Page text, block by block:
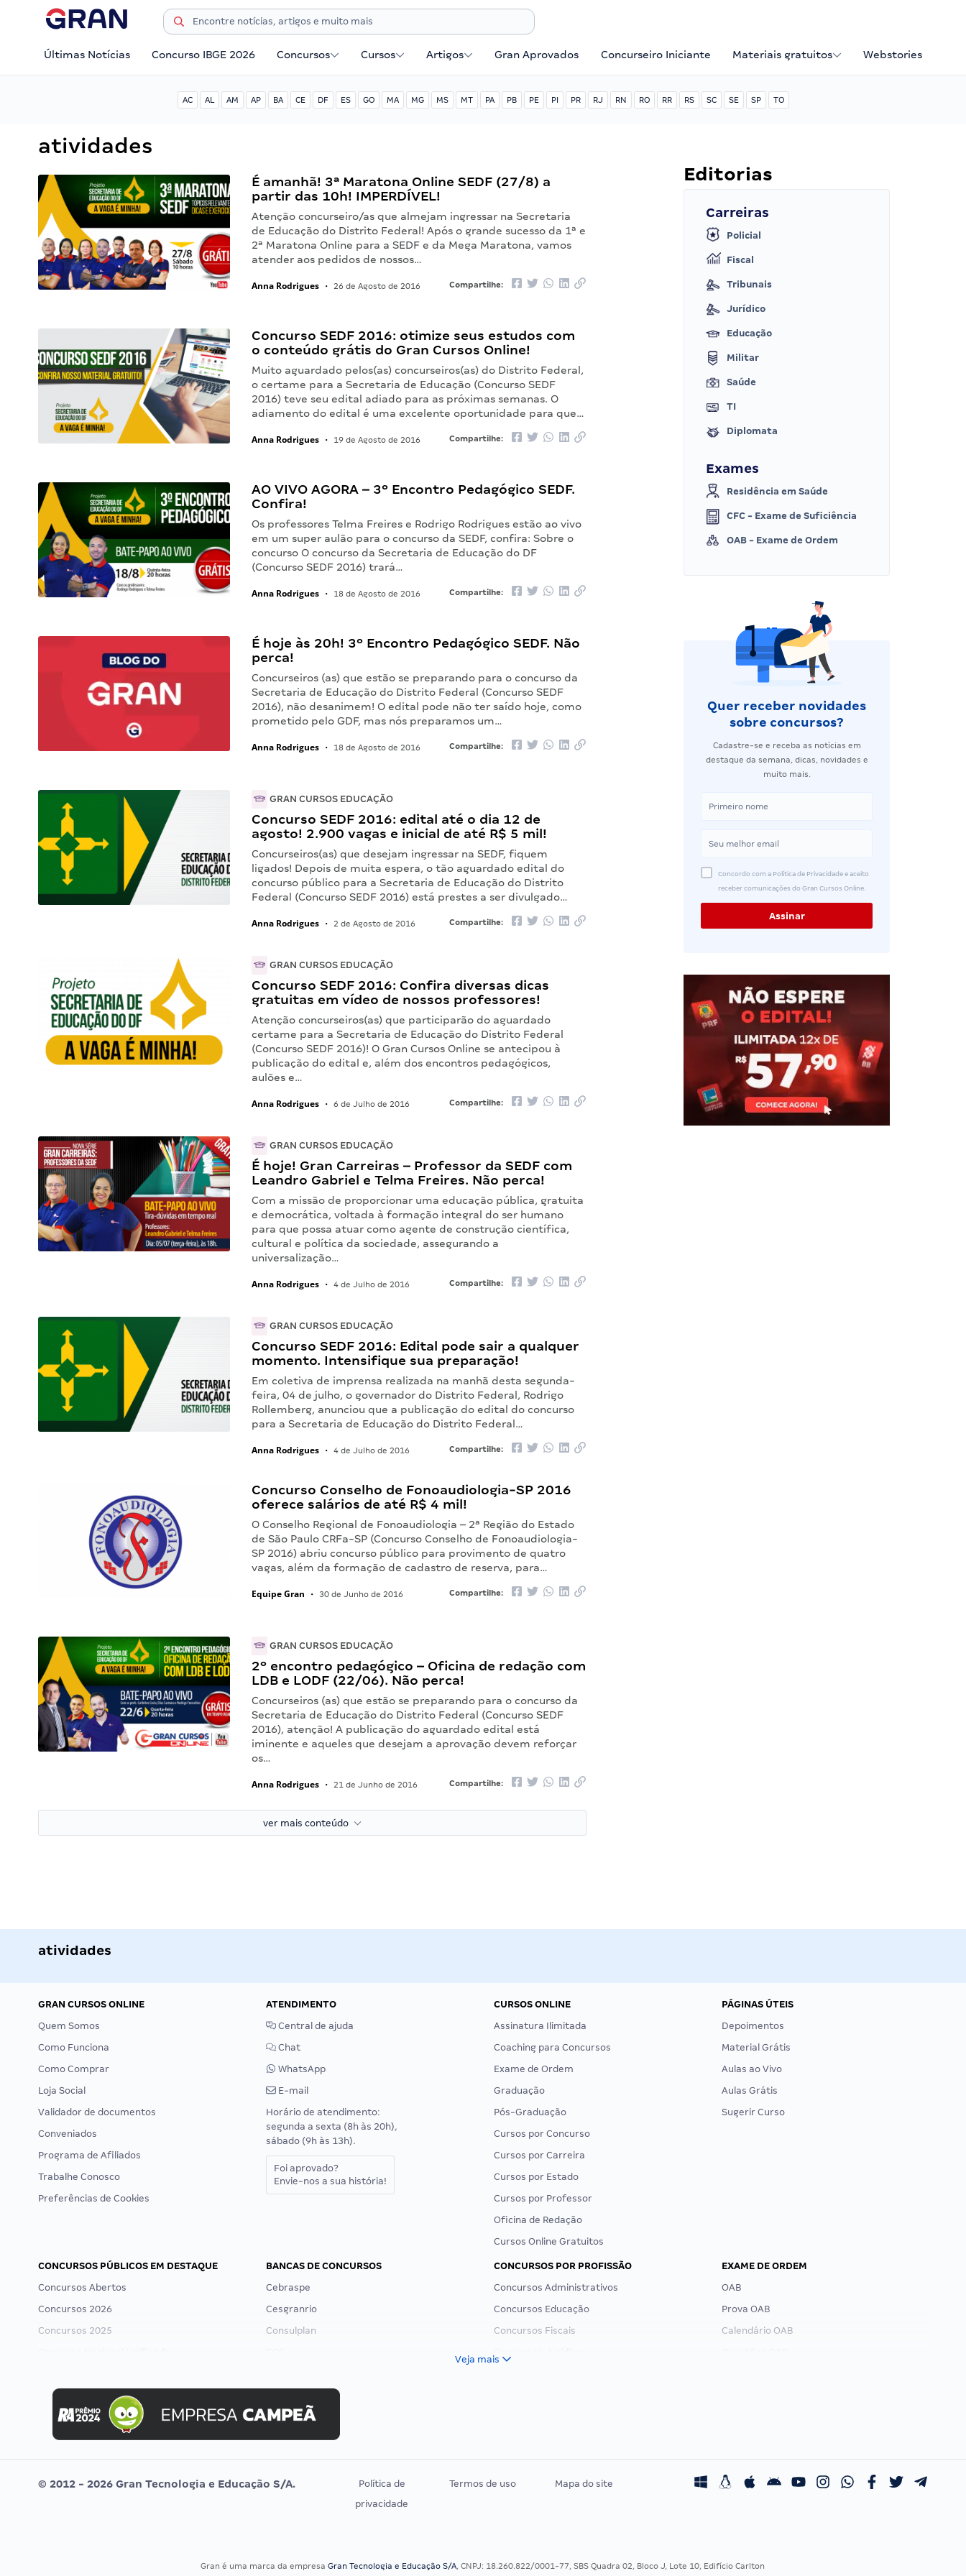
Últimas Notícias Concurso IBGE 2026 Concursos Cursos Artigos Gran Aprovados Concurseiro Iniciante Materiais gratuitos Webstories
AC AL AM AP BA CE DF ES GO MA MG MS MT PA PB PE PI PR RJ RN RO RR RS SC SE SP TO
atividades
É amanhã! 3ª Maratona Online SEDF (27/8) a
partir das 10h! IMPERDÍVEL!
Atenção concurseiro/as que almejam ingressar na Secretaria
de Educação do Distrito Federal! Após o grande sucesso da 1ª e
2ª Maratona Online para a SEDF e da Mega Maratona, vamos
atender aos pedidos de nossos…
Anna Rodrigues • 26 de Agosto de 2016 Compartilhe:
Concurso SEDF 2016: otimize seus estudos com
o conteúdo grátis do Gran Cursos Online!
Muito aguardado pelos(as) concurseiros(as) do Distrito Federal,
o certame para a Secretaria de Educação (Concurso SEDF
2016) teve seu edital adiado para as próximas semanas. O
adiamento do edital é uma excelente oportunidade para que…
Anna Rodrigues • 19 de Agosto de 2016 Compartilhe:
AO VIVO AGORA – 3º Encontro Pedagógico SEDF.
Confira!
Os professores Telma Freires e Rodrigo Rodrigues estão ao vivo
em um super aulão para o concurso da SEDF, confira: Sobre o
concurso O concurso da Secretaria de Educação do DF
(Concurso SEDF 2016) trará…
Anna Rodrigues • 18 de Agosto de 2016 Compartilhe:
É hoje às 20h! 3º Encontro Pedagógico SEDF. Não
perca!
Concurseiros (as) que estão se preparando para o concurso da
Secretaria de Educação do Distrito Federal (Concurso SEDF
2016), não desanimem! O edital pode não ter saído hoje, como
prometido pelo GDF, mas nós preparamos um…
Anna Rodrigues • 18 de Agosto de 2016 Compartilhe:
GRAN CURSOS EDUCAÇÃO
Concurso SEDF 2016: edital até o dia 12 de
agosto! 2.900 vagas e inicial de até R$ 5 mil!
Concurseiros(as) que desejam ingressar na SEDF, fiquem
ligados! Depois de muita espera, o tão aguardado edital do
concurso público para a Secretaria de Educação do Distrito
Federal (Concurso SEDF 2016) está prestes a ser divulgado…
Anna Rodrigues • 2 de Agosto de 2016 Compartilhe:
GRAN CURSOS EDUCAÇÃO
Concurso SEDF 2016: Confira diversas dicas
gratuitas em vídeo de nossos professores!
Atenção concurseiros(as) que participarão do aguardado
certame para a Secretaria de Educação do Distrito Federal
(Concurso SEDF 2016)! O Gran Cursos Online se antecipou à
publicação do edital e, além dos encontros pedagógicos,
aulões e…
Anna Rodrigues • 6 de Julho de 2016 Compartilhe:
GRAN CURSOS EDUCAÇÃO
É hoje! Gran Carreiras – Professor da SEDF com
Leandro Gabriel e Telma Freires. Não perca!
Com a missão de proporcionar uma educação pública, gratuita
e democrática, voltada à formação integral do ser humano
para que possa atuar como agente de construção científica,
cultural e política da sociedade, assegurando a
universalização…
Anna Rodrigues • 4 de Julho de 2016 Compartilhe:
GRAN CURSOS EDUCAÇÃO
Concurso SEDF 2016: Edital pode sair a qualquer
momento. Intensifique sua preparação!
Em coletiva de imprensa realizada na manhã desta segunda-
feira, 04 de julho, o governador do Distrito Federal, Rodrigo
Rollemberg, anunciou que a publicação do edital do concurso
para a Secretaria de Educação do Distrito Federal…
Anna Rodrigues • 4 de Julho de 2016 Compartilhe:
Concurso Conselho de Fonoaudiologia-SP 2016
oferece salários de até R$ 4 mil!
O Conselho Regional de Fonoaudiologia – 2ª Região do Estado
de São Paulo CRFa-SP (Concurso Conselho de Fonoaudiologia-
SP 2016) abriu concurso público para provimento de quatro
vagas, além da formação de cadastro de reserva, para…
Equipe Gran • 30 de Junho de 2016 Compartilhe:
GRAN CURSOS EDUCAÇÃO
2º encontro pedagógico – Oficina de redação com
LDB e LODF (22/06). Não perca!
Concurseiros (as) que estão se preparando para o concurso da
Secretaria de Educação do Distrito Federal (Concurso SEDF
2016), atenção! A publicação do aguardado edital está
iminente e aqueles que desejam a aprovação devem reforçar
os…
Anna Rodrigues • 21 de Junho de 2016 Compartilhe:
ver mais conteúdo
Editorias
Carreiras
Policial
Fiscal
Tribunais
Jurídico
Educação
Militar
Saúde
TI
Diplomata
Exames
Residência em Saúde
CFC - Exame de Suficiência
OAB - Exame de Ordem
Quer receber novidades
sobre concursos?
Cadastre-se e receba as notícias em
destaque da semana, dicas, novidades e
muito mais.
Concordo com a Política de Privacidade e aceito
receber comunicações do Gran Cursos Online.
atividades
GRAN CURSOS ONLINE
Quem Somos
Como Funciona
Como Comprar
Loja Social
Validador de documentos
Conveniados
Programa de Afiliados
Trabalhe Conosco
Preferências de Cookies
ATENDIMENTO
Central de ajuda
Chat
WhatsApp
E-mail
Horário de atendimento:
segunda a sexta (8h às 20h),
sábado (9h às 13h).
Foi aprovado?
Envie-nos a sua história!
CURSOS ONLINE
Assinatura Ilimitada
Coaching para Concursos
Exame de Ordem
Graduação
Pós-Graduação
Cursos por Concurso
Cursos por Carreira
Cursos por Estado
Cursos por Professor
Oficina de Redação
Cursos Online Gratuitos
PÁGINAS ÚTEIS
Depoimentos
Material Grátis
Aulas ao Vivo
Aulas Grátis
Sugerir Curso
CONCURSOS PÚBLICOS EM DESTAQUE
Concursos Abertos
Concursos 2026
Concursos 2025
Concurso MPU
Editais publicados
BANCAS DE CONCURSOS
Cebraspe
Cesgranrio
Consulplan
Selecon
Uniase
Vunesp
CONCURSOS POR PROFISSÃO
Concursos Administrativos
Concursos Educação
Concursos Fiscais
Residência Multiprofissional
EXAME DE ORDEM
OAB
Prova OAB
Calendário OAB
Veja mais
© 2012 - 2026 Gran Tecnologia e Educação S/A.
Política de
privacidade
Termos de uso Mapa do site
Gran é uma marca da empresaGran Tecnologia e Educação S/A, CNPJ: 18.260.822/0001-77, SBS Quadra 02, Bloco J, Lote 10, Edifício Carlton